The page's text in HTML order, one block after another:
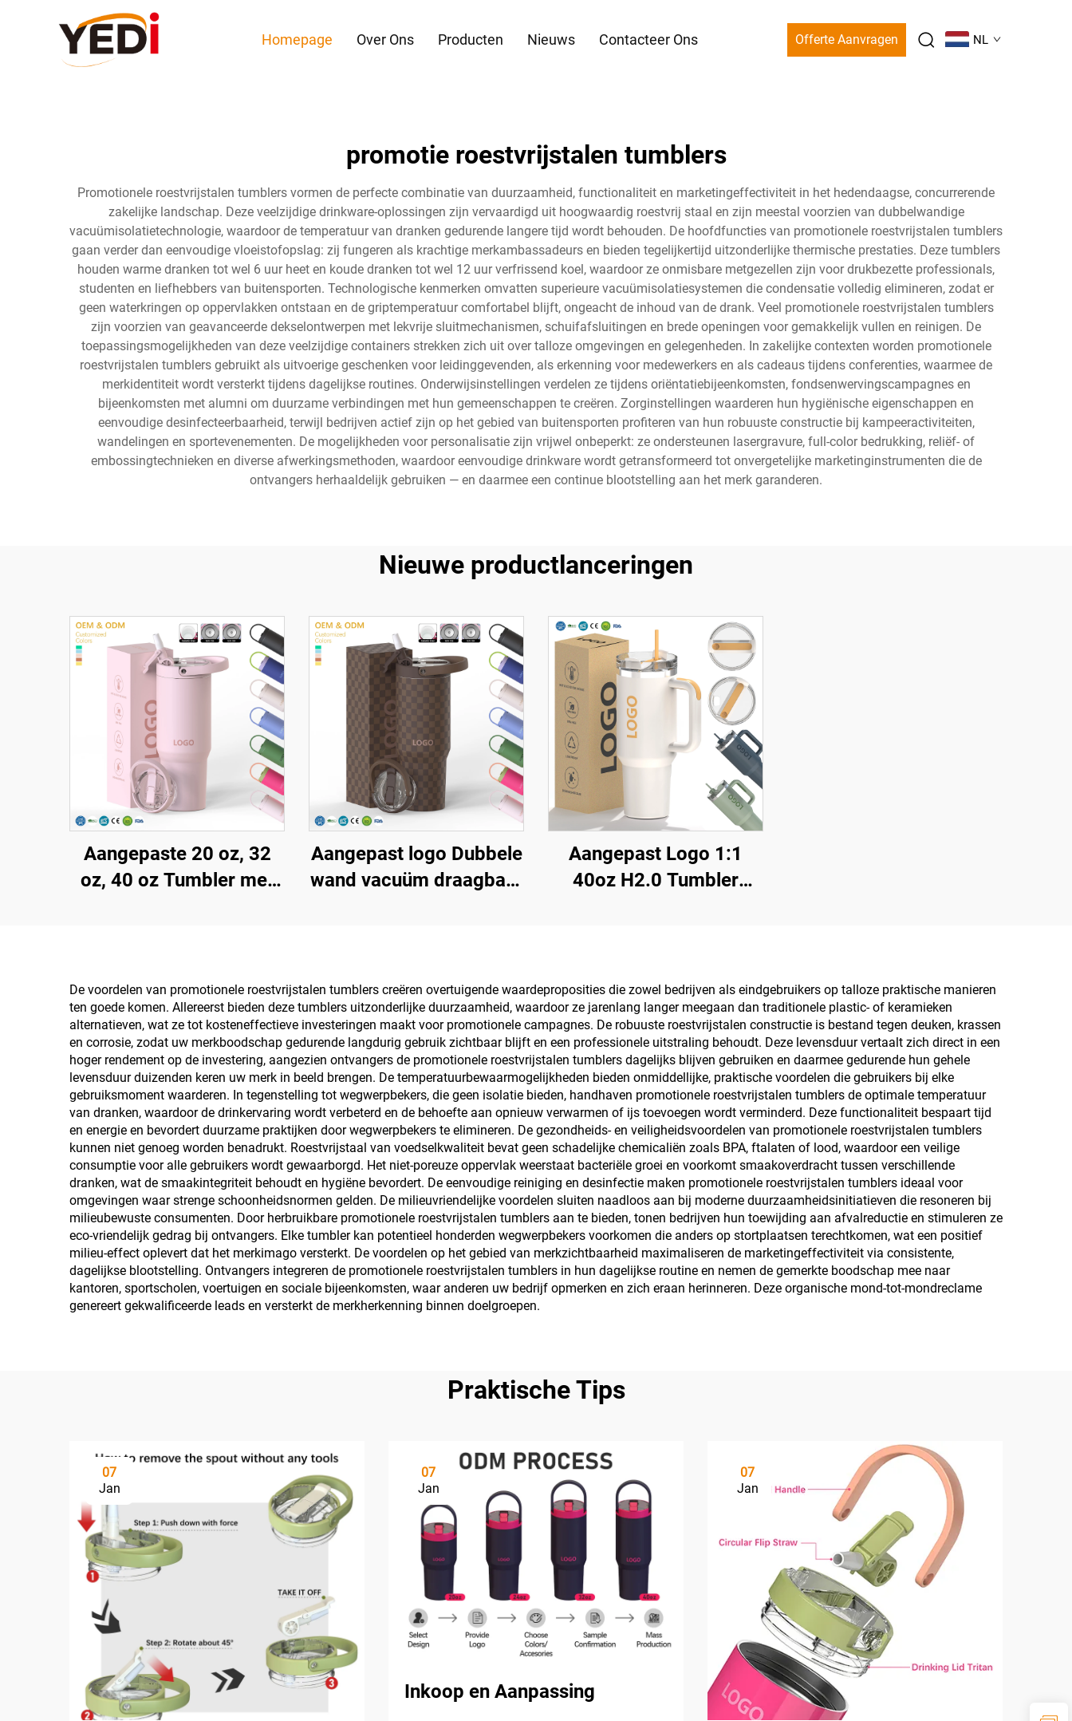
Homepage Over Ons Producten Nieuws Contacteer Ons Offerte Aanvragen NL
promotie roestvrijstalen tumblers
Promotionele roestvrijstalen tumblers vormen de perfecte combinatie van duurzaamheid, functionaliteit en marketingeffectiviteit in het hedendaagse, concurrerende
zakelijke landschap. Deze veelzijdige drinkware-oplossingen zijn vervaardigd uit hoogwaardig roestvrij staal en zijn meestal voorzien van dubbelwandige
vacuümisolatietechnologie, waardoor de temperatuur van dranken gedurende langere tijd wordt behouden. De hoofdfuncties van promotionele roestvrijstalen tumblers
gaan verder dan eenvoudige vloeistofopslag: zij fungeren als krachtige merkambassadeurs en bieden tegelijkertijd uitzonderlijke thermische prestaties. Deze tumblers
houden warme dranken tot wel 6 uur heet en koude dranken tot wel 12 uur verfrissend koel, waardoor ze onmisbare metgezellen zijn voor drukbezette professionals,
studenten en liefhebbers van buitensporten. Technologische kenmerken omvatten superieure vacuümisolatiesystemen die condensatie volledig elimineren, zodat er
geen waterkringen op oppervlakken ontstaan en de griptemperatuur comfortabel blijft, ongeacht de inhoud van de drank. Veel promotionele roestvrijstalen tumblers
zijn voorzien van geavanceerde dekselontwerpen met lekvrije sluitmechanismen, schuifafsluitingen en brede openingen voor gemakkelijk vullen en reinigen. De
toepassingsmogelijkheden van deze veelzijdige containers strekken zich uit over talloze omgevingen en gelegenheden. In zakelijke contexten worden promotionele
roestvrijstalen tumblers gebruikt als uitvoerige geschenken voor leidinggevenden, als erkenning voor medewerkers en als cadeaus tijdens conferenties, waarmee de
merkidentiteit wordt versterkt tijdens dagelijkse routines. Onderwijsinstellingen verdelen ze tijdens oriëntatiebijeenkomsten, fondsenwervingscampagnes en
bijeenkomsten met alumni om duurzame verbindingen met hun gemeenschappen te creëren. Zorginstellingen waarderen hun hygiënische eigenschappen en
eenvoudige desinfecteerbaarheid, terwijl bedrijven actief zijn op het gebied van buitensporten profiteren van hun robuuste constructie bij kampeeractiviteiten,
wandelingen en sportevenementen. De mogelijkheden voor personalisatie zijn vrijwel onbeperkt: ze ondersteunen lasergravure, full-color bedrukking, reliëf- of
embossingtechnieken en diverse afwerkingsmethoden, waardoor eenvoudige drinkware wordt getransformeerd tot onvergetelijke marketinginstrumenten die de
ontvangers herhaaldelijk gebruiken — en daarmee een continue blootstelling aan het merk garanderen.
Nieuwe productlanceringen
Aangepaste 20 oz, 32
oz, 40 oz Tumbler met
Herbruikbare Tumblers
met Klaprietje en
Handvat
Aangepast logo Dubbele
wand vacuüm draagbare
warme en koude
dranken
Aangepast Logo 1:1
40oz H2.0 Tumbler
Valentijnsdag &
Kamperen
De voordelen van promotionele roestvrijstalen tumblers creëren overtuigende waardeproposities die zowel bedrijven als eindgebruikers op talloze praktische manieren
ten goede komen. Allereerst bieden deze tumblers uitzonderlijke duurzaamheid, waardoor ze jarenlang langer meegaan dan traditionele plastic- of keramieken
alternatieven, wat ze tot kosteneffectieve investeringen maakt voor promotionele campagnes. De robuuste roestvrijstalen constructie is bestand tegen deuken, krassen
en corrosie, zodat uw merkboodschap gedurende langdurig gebruik zichtbaar blijft en een professionele uitstraling behoudt. Deze levensduur vertaalt zich direct in een
hoger rendement op de investering, aangezien ontvangers de promotionele roestvrijstalen tumblers dagelijks blijven gebruiken en daarmee gedurende hun gehele
levensduur duizenden keren uw merk in beeld brengen. De temperatuurbewaarmogelijkheden bieden onmiddellijke, praktische voordelen die gebruikers bij elke
gebruiksmoment waarderen. In tegenstelling tot wegwerpbekers, die geen isolatie bieden, handhaven promotionele roestvrijstalen tumblers de optimale temperatuur
van dranken, waardoor de drinkervaring wordt verbeterd en de behoefte aan opnieuw verwarmen of ijs toevoegen wordt verminderd. Deze functionaliteit bespaart tijd
en energie en bevordert duurzame praktijken door wegwerpbekers te elimineren. De gezondheids- en veiligheidsvoordelen van promotionele roestvrijstalen tumblers
kunnen niet genoeg worden benadrukt. Roestvrijstaal van voedselkwaliteit bevat geen schadelijke chemicaliën zoals BPA, ftalaten of lood, waardoor een veilige
consumptie voor alle gebruikers wordt gewaarborgd. Het niet-poreuze oppervlak weerstaat bacteriële groei en voorkomt smaakoverdracht tussen verschillende
dranken, wat de smaakintegriteit behoudt en hygiëne bevordert. De eenvoudige reiniging en desinfectie maken promotionele roestvrijstalen tumblers ideaal voor
omgevingen waar strenge schoonheidsnormen gelden. De milieuvriendelijke voordelen sluiten naadloos aan bij moderne duurzaamheidsinitiatieven die resoneren bij
milieubewuste consumenten. Door herbruikbare promotionele roestvrijstalen tumblers aan te bieden, tonen bedrijven hun toewijding aan afvalreductie en stimuleren ze
eco-vriendelijk gedrag bij ontvangers. Elke tumbler kan potentieel honderden wegwerpbekers voorkomen die anders op stortplaatsen terechtkomen, wat een positief
milieu-effect oplevert dat het merkimago versterkt. De voordelen op het gebied van merkzichtbaarheid maximaliseren de marketingeffectiviteit via consistente,
dagelijkse blootstelling. Ontvangers integreren de promotionele roestvrijstalen tumblers in hun dagelijkse routine en nemen de gemerkte boodschap mee naar
kantoren, sportscholen, voertuigen en sociale bijeenkomsten, waar anderen uw bedrijf opmerken en zich eraan herinneren. Deze organische mond-tot-mondreclame
genereert gekwalificeerde leads en versterkt de merkherkenning binnen doelgroepen.
Praktische Tips
07
Jan
07
Jan
Inkoop en Aanpassing
07
Jan